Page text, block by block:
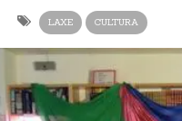
LAXE CULTURA